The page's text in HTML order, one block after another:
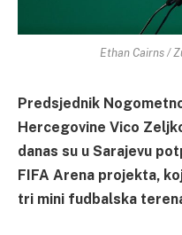
Ethan Cairns /
Predsjednik
Hercegovine Vico
danas su u Sarajevu
FIFA Arena projekta,
tri mini fudbalska